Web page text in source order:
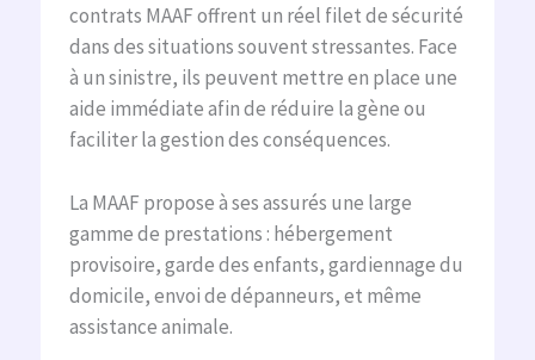
contrats MAAF offrent un réel filet de sécurité
dans des situations souvent stressantes. Face
à un sinistre, ils peuvent mettre en place une
aide immédiate afin de réduire la gène ou
faciliter la gestion des conséquences.
La MAAF propose à ses assurés une large
gamme de prestations : hébergement
provisoire, garde des enfants, gardiennage du
domicile, envoi de dépanneurs, et même
assistance animale.